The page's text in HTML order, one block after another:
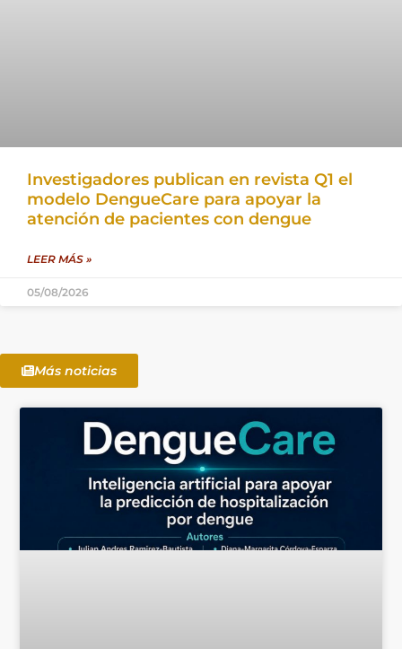
Investigadores publican en revista Q1 el
modelo DengueCare para apoyar la
atención de pacientes con dengue
LEER MÁS »
05/08/2026
Más noticias